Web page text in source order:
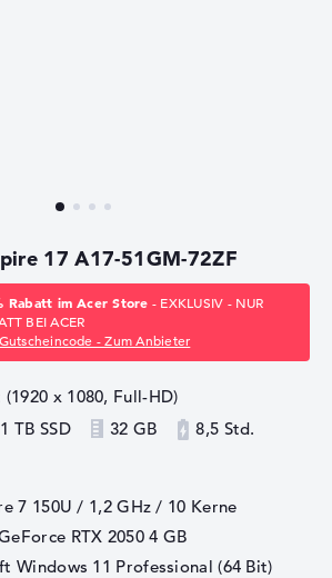
17 A17-51GM-72ZF
Rabatt im Acer Store - EXKLUSIV - NUR
BEI ACER
- Zum Anbieter
x 1080, Full-HD)
1 TB SSD 32 GB
8,5 Std.
7 150U / 1,2 GHz / 10 Kerne
RTX 20504 GB
Windows 11 Professional (64 Bit)